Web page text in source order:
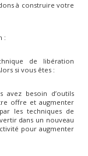
à construire votre
:
de libération
si vous êtes :
avez besoin d’outils
offre et augmenter
les techniques de
dans un nouveau
pour augmenter